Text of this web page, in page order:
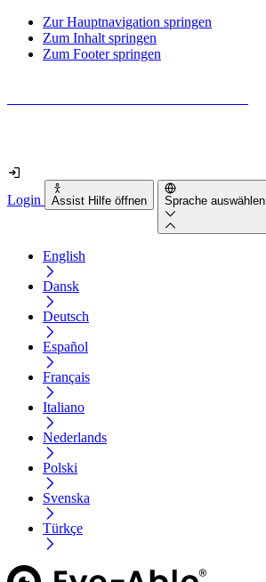
Zur Hauptnavigation springen
Zum Inhalt springen
Zum Footer springen
Login Assist Hilfe öffnen Sprache auswählen
English
Dansk
Deutsch
Español
Français
Italiano
Nederlands
Polski
Svenska
Türkçe